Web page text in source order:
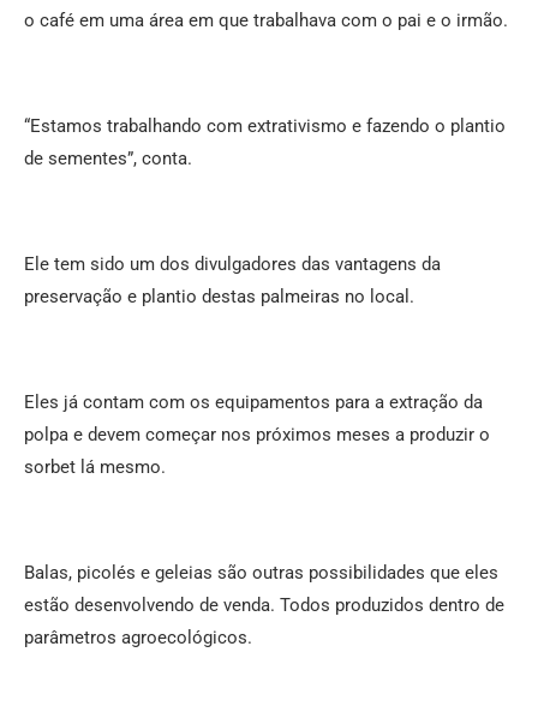
o café em uma área em que trabalhava com o pai e o irmão.
“Estamos trabalhando com extrativismo e fazendo o plantio
de sementes”, conta.
Ele tem sido um dos divulgadores das vantagens da
preservação e plantio destas palmeiras no local.
Eles já contam com os equipamentos para a extração da
polpa e devem começar nos próximos meses a produzir o
sorbet lá mesmo.
Balas, picolés e geleias são outras possibilidades que eles
estão desenvolvendo de venda. Todos produzidos dentro de
parâmetros agroecológicos.